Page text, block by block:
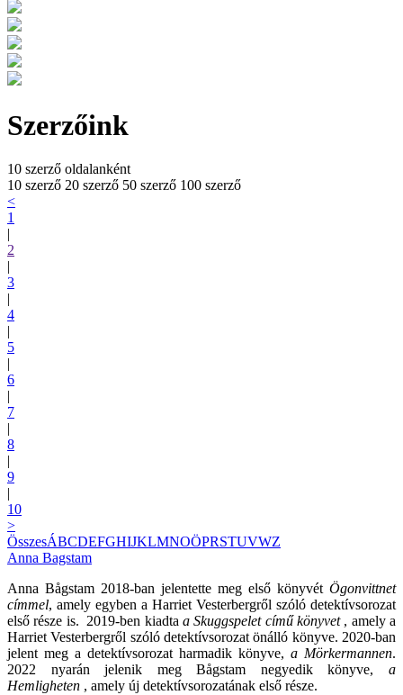
Szerzőink
10 szerző oldalanként
10 szerző 20 szerző 50 szerző 100 szerző
<
1
|
2
|
3
|
4
|
5
|
6
|
7
|
8
|
9
|
10
>
ÖsszesÁBCDEFGHIJKLMNOÖPRSTUVWZ
Anna Bagstam
Anna Bågstam 2018-ban jelentette meg első könyvét Ögonvittnet
címmel, amely egyben a Harriet Vesterbergről szóló detektívsorozat
első része is. 2019-ben kiadta a Skuggspelet című könyvet, amely a
Harriet Vesterbergről szóló detektívsorozat önálló könyve. 2020-ban
jelent meg a detektívsorozat harmadik könyve, a Mörkermannen.
2022 nyarán jelenik meg Bågstam negyedik könyve, a
Hemligheten , amely új detektívsorozatának első része.